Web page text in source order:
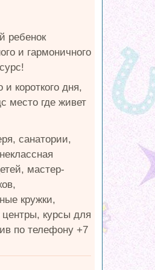
ребенок
и гармоничного
короткого дня,
место где живет
санатории,
мастер-
кружки,
центры, курсы для
по телефону +7